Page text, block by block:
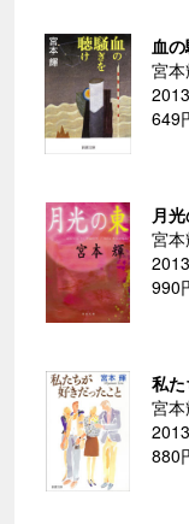
血の
宮
649
月
宮
990
私た
宮
880